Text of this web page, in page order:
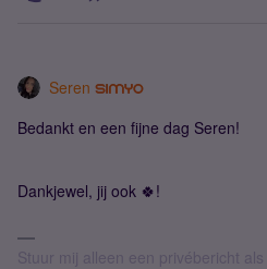
Seren
Bedankt en een fijne dag Seren!
Dankjewel, jij ook 🍀!
Stuur mij alleen een privébericht